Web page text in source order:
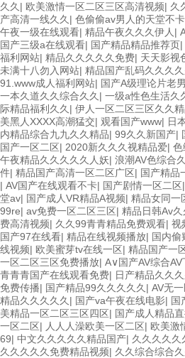
久久 | 欧美激情一区二区三区高清视频| 久
产高清一线久久 | 色偷偷av男人的天堂不卡
午夜一级在线观看| 精品午夜久久久伊人 |
国产三级a在线观看| 国产精品精品推荐页|
福利网站| 精品久久久久久免费| 天天影视
未满十八勿入网站| 精品国产乱码久久久
91.www成人福利网站| 国产A级理论片老
一本久道久久综合久久 | 一级a性色生活久
际精品福利久久 | 伊人一区二区三区久久
美黑人XXXX高潮猛交| 观看国产www| 日
内精品综合九九久久精品| 99久久新国产|
国产一区二区| 2020新久久久视精品爱| 色
午夜精品久久久久久人妖| 浪潮AV色综合
件| 精品国产高清一区二区广区| 国产精品
| AV国产在线观看不卡| 国产剧情一区二区|
堂av| 国产成人VR精品A视频| 精品女同一
99re| av免费一区二区三区| 精品日韩Av久
费高清视频| 久久99青青精品免费观看| 视
国产97在线看| 精品在线视频播放| 国内偷
线视频| 欧美蜜芽tv在线一区| 精品国产一
一区二区三区免费播放| A∨国产AV综合AV
青青青国产在线观看免费| 日产精品久久
免费传播| 国产精品99久久久久久 | AV无
精品久久久久久 | 国产va午夜在线电影| 国
美精品一区二区三区四区| 国产成人精品
一区二区| 人人人澡欧美一区二区| 欧美激
69| 中文久久久久久精品国产| 久久久久久
久久久久久免费精品视频| 久久综合综合